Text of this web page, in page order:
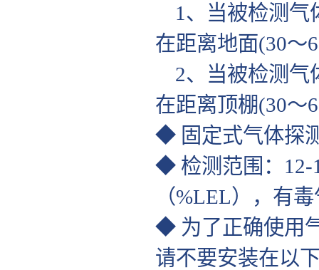
1、当被检测气
在距离地面(30～
2、当被检测气
在距离顶棚(30～
◆ 固定式气体探
◆ 检测范围：12-
（%LEL），有
◆ 为了正确使用
请不要安装在以